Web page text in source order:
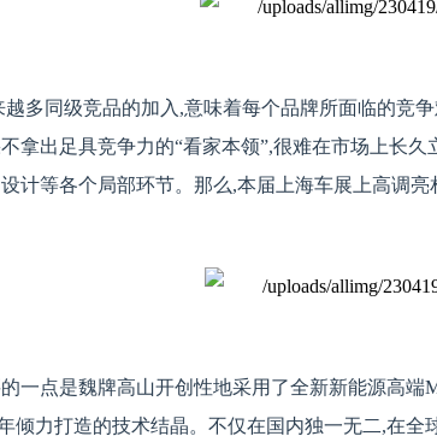
多同级竞品的加入,意味着每个品牌所面临的竞
拿出足具竞争力的“看家本领”,很难在市场上长
计等各个局部环节。那么,本届上海车展上高调
一点是魏牌高山开创性地采用了全新新能源高端
倾力打造的技术结晶。不仅在国内独一无二,在全